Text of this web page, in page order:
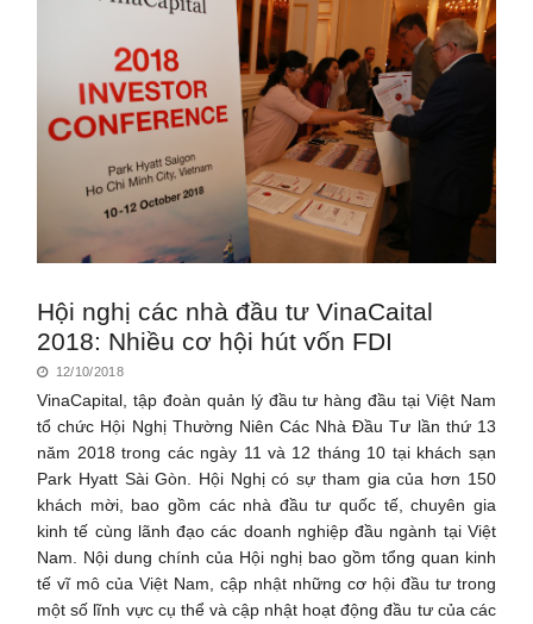
Hội nghị các nhà đầu tư VinaCaital
2018: Nhiều cơ hội hút vốn FDI
12/10/2018
VinaCapital, tập đoàn quản lý đầu tư hàng đầu tại Việt Nam
tổ chức Hội Nghị Thường Niên Các Nhà Đầu Tư lần thứ 13
năm 2018 trong các ngày 11 và 12 tháng 10 tại khách sạn
Park Hyatt Sài Gòn. Hội Nghị có sự tham gia của hơn 150
khách mời, bao gồm các nhà đầu tư quốc tế, chuyên gia
kinh tế cùng lãnh đạo các doanh nghiệp đầu ngành tại Việt
Nam. Nội dung chính của Hội nghị bao gồm tổng quan kinh
tế vĩ mô của Việt Nam, cập nhật những cơ hội đầu tư trong
một số lĩnh vực cụ thể và cập nhật hoạt động đầu tư của các